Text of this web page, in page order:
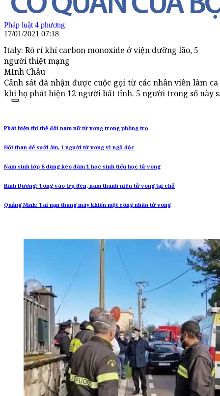
Pháp luật 4 phương
17/01/2021 07:18
Italy: Rò rỉ khí carbon monoxide ở viện dưỡng lão, 5
người thiệt mạng
MInh Châu
Cảnh sát đã nhận được cuộc gọi từ các nhân viên làm
khi họ phát hiện 12 người bất tỉnh. 5 người trong số này
Phát hiện thi thể đôi nam nữ tử vong trong phòng trọ
Đốt than để sưởi ấm, 1 người tử vong vì ngộ độc
Nam sinh lớp 8 dùng kéo đâm 1 học sinh tiểu học tử vong
Bình Dương: Tông vào trụ đèn, nam thanh niên tử vong tại chỗ
Quảng Ninh: Tai nạn thang máy khiến một công nhân tử vong